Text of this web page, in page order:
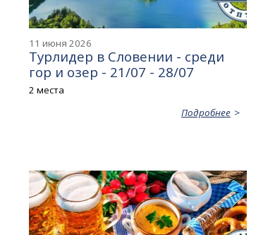
11 июня 2026
Турлидер в Словении - среди
гор и озер - 21/07 - 28/07
2 места
Подробнее